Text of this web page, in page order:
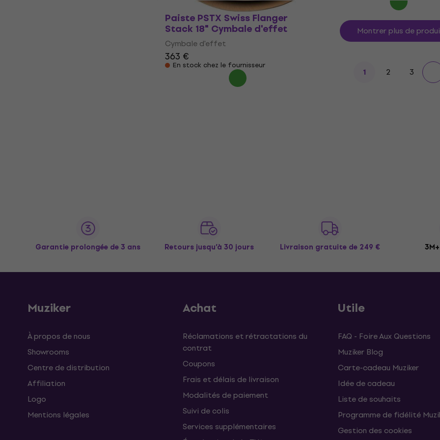
Paiste PSTX Swiss Flanger
Stack 18" Cymbale d'effet
Cymbale d'effet
363 €
En stock chez le fournisseur
Montrer plus de
1 2 3
Garantie prolongée de 3 ans Retours jusqu’à 30 jours Livraison gratuite de 249 €
Muziker
À propos de nous
Showrooms
Centre de distribution
Affiliation
Logo
Mentions légales
Achat
Réclamations et rétractations du
contrat
Coupons
Frais et délais de livraison
Modalités de paiement
Suivi de colis
Services supplémentaires
Utile
FAQ - Foire Aux Questions
Muziker Blog
Carte-cadeau Muziker
Idée de cadeau
Liste de souhaits
Programme de fidélité
Gestion des cookies